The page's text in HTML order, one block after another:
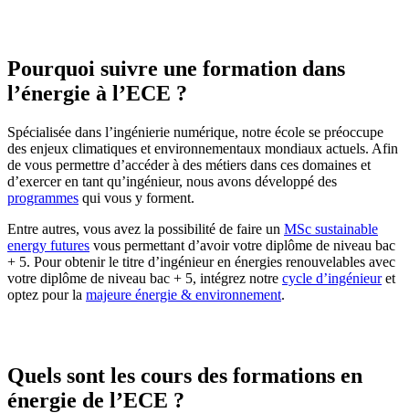
Pourquoi suivre une formation dans
l’énergie à l’ECE ?
Spécialisée dans l’ingénierie numérique, notre école se préoccupe
des enjeux climatiques et environnementaux mondiaux actuels. Afin
de vous permettre d’accéder à des métiers dans ces domaines et
d’exercer en tant qu’ingénieur, nous avons développé des
programmes qui vous y forment.
Entre autres, vous avez la possibilité de faire un MSc sustainable
energy futures vous permettant d’avoir votre diplôme de niveau bac
+ 5. Pour obtenir le titre d’ingénieur en énergies renouvelables avec
votre diplôme de niveau bac + 5, intégrez notre cycle d’ingénieuret
optez pour la majeure énergie & environnement.
Quels sont les cours des formations en
énergie de l’ECE ?